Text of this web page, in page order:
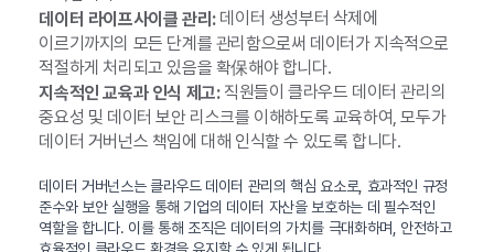
데이터 라이프사이클 관리:데이터 생성부터 삭제에
이르기까지의 모든 단계를 관리함으로써 데이터가 지속적으로
적절하게 처리되고 있음을 확保해야 합니다.
지속적인 교육과 인식 제고:직원들이 클라우드 데이터 관리의
중요성 및 데이터 보안 리스크를 이해하도록 교육하여, 모두가
데이터 거버넌스 책임에 대해 인식할 수 있도록 합니다.
데이터 거버넌스는 클라우드 데이터 관리의 핵심 요소로, 효과적인 규정
준수와 보안 실행을 통해 기업의 데이터 자산을 보호하는 데 필수적인
역할을 합니다. 이를 통해 조직은 데이터의 가치를 극대화하며, 안전하고